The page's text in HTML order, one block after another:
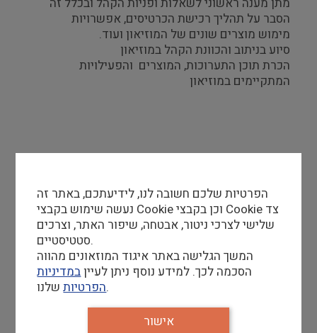
הסבר על תהליך רכישת הכרטיסים, אפשרויות
מימוש מוצרים שונים של המוזיאון ועוד.
סיוע בניתוב והכוונת הקהל במוזיאון
הכרת תוכן התערוכות, המוצרים והפעילויות
המתקיימים במוזיאון
אדיבות ומסבירות פנים, לצד תודעת שירות גבוהה
ניסיון ואהבה למכירות
גמישות ויכולת עבודה בסביבה דינמית ומשתנה
(בתקופות שונות בהתאם לצורך)
יכולת עבודה בצוות
יכולת תקשורת גבוהה בשפה העברית והאנגלית, שפות
הקפדה על סדר וארגון
הפרטיות שלכם חשובה לנו, לידיעתכם, באתר זה
נעשה שימוש בקבצי Cookie וכן בקבצי Cookie צד
שלישי לצרכי ניטור, אבטחה, שיפור האתר, וצרכים
סטטיסטיים.
המשך הגלישה באתר איגוד המוזאונים מהווה
הסכמה לכך. למידע נוסף ניתן לעייןבמדיניות
הפרטיותשלנו.
אישור